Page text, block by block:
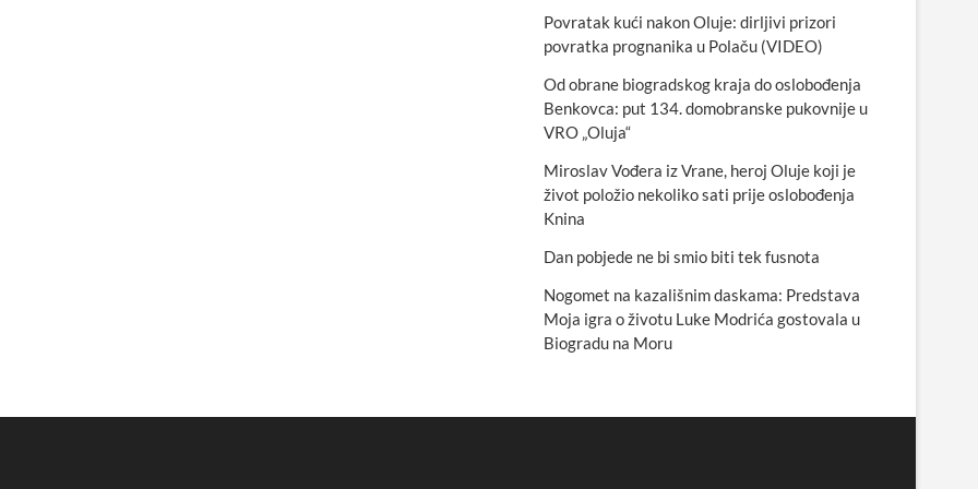
Povratak kući nakon Oluje: dirljivi prizori
povratka prognanika u Polaču (VIDEO)
Od obrane biogradskog kraja do oslobođenja
Benkovca: put 134. domobranske pukovnije u
VRO „Oluja“
Miroslav Vođera iz Vrane, heroj Oluje koji je
život položio nekoliko sati prije oslobođenja
Knina
Dan pobjede ne bi smio biti tek fusnota
Nogomet na kazališnim daskama: Predstava
Moja igra o životu Luke Modrića gostovala u
Biogradu na Moru